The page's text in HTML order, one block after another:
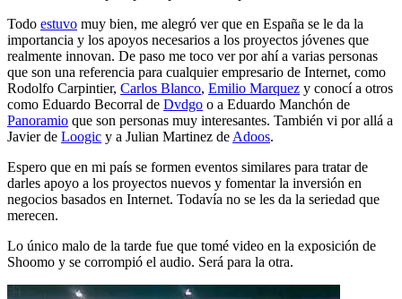
Todo estuvo muy bien, me alegró ver que en España se le da la
importancia y los apoyos necesarios a los proyectos jóvenes que
realmente innovan. De paso me toco ver por ahí a varias personas
que son una referencia para cualquier empresario de Internet, como
Rodolfo Carpintier, Carlos Blanco, Emilio Marquez y conocí a otros
como Eduardo Becorral de Dvdgo o a Eduardo Manchón de
Panoramio que son personas muy interesantes. También vi por allá a
Javier de Loogic y a Julian Martinez de Adoos.
Espero que en mi país se formen eventos similares para tratar de
darles apoyo a los proyectos nuevos y fomentar la inversión en
negocios basados en Internet. Todavía no se les da la seriedad que
merecen.
Lo único malo de la tarde fue que tomé video en la exposición de
Shoomo y se corrompió el audio. Será para la otra.